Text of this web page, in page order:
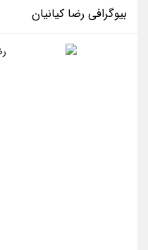
بیوگرافی رضا کیانیان